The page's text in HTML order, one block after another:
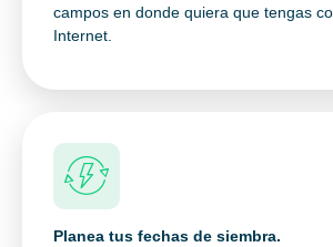
campos en donde quiera que tengas
Internet.
Planea tus fechas de siembra.